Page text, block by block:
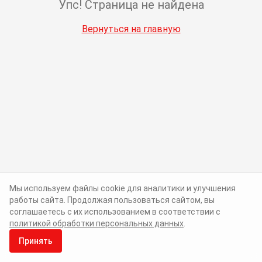
Упс! Страница не найдена
Вернуться на главную
Мы используем файлы cookie для аналитики и улучшения
работы сайта. Продолжая пользоваться сайтом, вы
соглашаетесь с их использованием в соответствии с
политикой обработки персональных данных
Принять